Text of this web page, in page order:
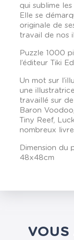
qui sublime
Elle se
originale de
travail de nos
Puzzle 1000
l’éditeur Tiki
Un mot sur
une
travaillé sur
Baron
Tiny Reef,
nombreux
Dimension du
48x48cm